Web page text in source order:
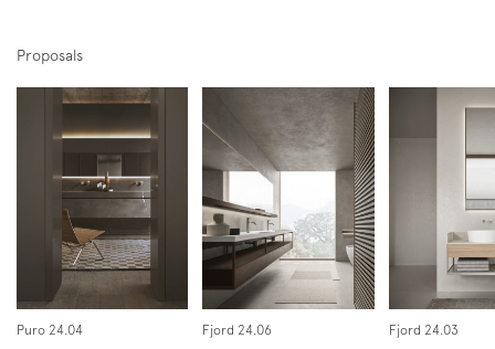
Follow us on
esterno, esterno + interno
Proposals
Puro 24.04 Fjord 24.06 Fjord 24.03